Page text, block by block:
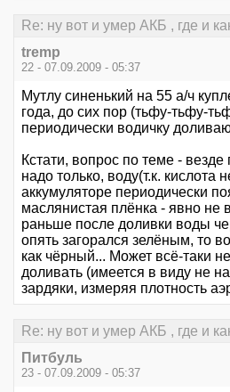
Re: ну вот и умер АКБ , где и
tremp
22 - 07.09.2009 - 05:37
Мутлу синенький на 55 а/ч
года, до сих пор (тьфу-тьфу-
периодически водичку
Кстати, вопрос по теме - везде
надо только, воду(т.к. кислота
аккумуляторе периодически
маслянистая плёнка - явно не
раньше после доливки воды
опять загорался зелёным, то
как чёрный... Может всё-таки
доливать (имеется в виду не
зардяки, измеряя плотность
Re: ну вот и умер АКБ , где и
Питбуль
23 - 07.09.2009 - 05:37